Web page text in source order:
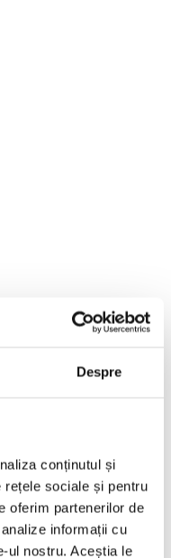
Despre
conținutul și
rețele sociale și pentru
oferim partenerilor de
informații cu
ul nostru. Aceștia le